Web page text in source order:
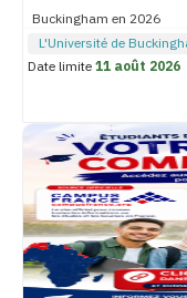
Buckingham en 2026
L'Université de
Date limite11 août 2026